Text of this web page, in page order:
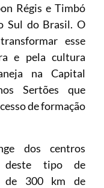
Régis e Timbó
Sul do Brasil. O
esse
e pela cultura
na Capital
Sertões que
de formação
dos centros
deste tipo de
de 300 km de